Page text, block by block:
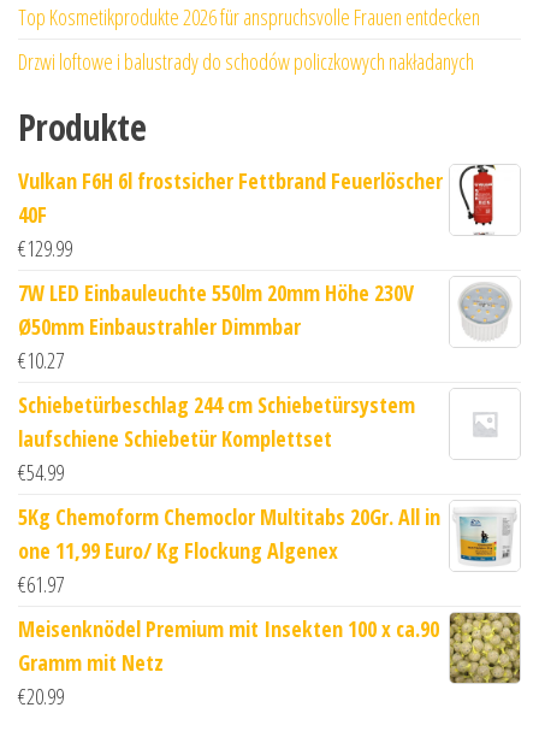
Top Kosmetikprodukte 2026 für anspruchsvolle Frauen entdecken
Drzwi loftowe i balustrady do schodów policzkowych nakładanych
Produkte
Vulkan F6H 6l frostsicher Fettbrand Feuerlöscher
40F
€129.99
7W LED Einbauleuchte 550lm 20mm Höhe 230V
Ø50mm Einbaustrahler Dimmbar
€10.27
Schiebetürbeschlag 244 cm Schiebetürsystem
laufschiene Schiebetür Komplettset
€54.99
5Kg Chemoform Chemoclor Multitabs 20Gr. All in
one 11,99 Euro/ Kg Flockung Algenex
€61.97
Meisenknödel Premium mit Insekten 100 x ca.90
Gramm mit Netz
€20.99